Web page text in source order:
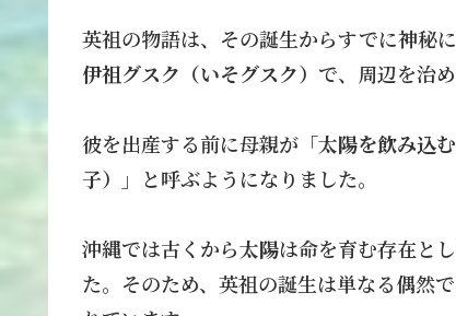
英祖の物語は、その誕生からすでに神秘
伊祖グスク（いそグスク） で、周辺を治
彼を出産する前に母親が「太陽を飲み込
子）
」と呼ぶようになりました。
沖縄では古くから太陽は命を育む存在と
た。そのため、英祖の誕生は単なる偶然